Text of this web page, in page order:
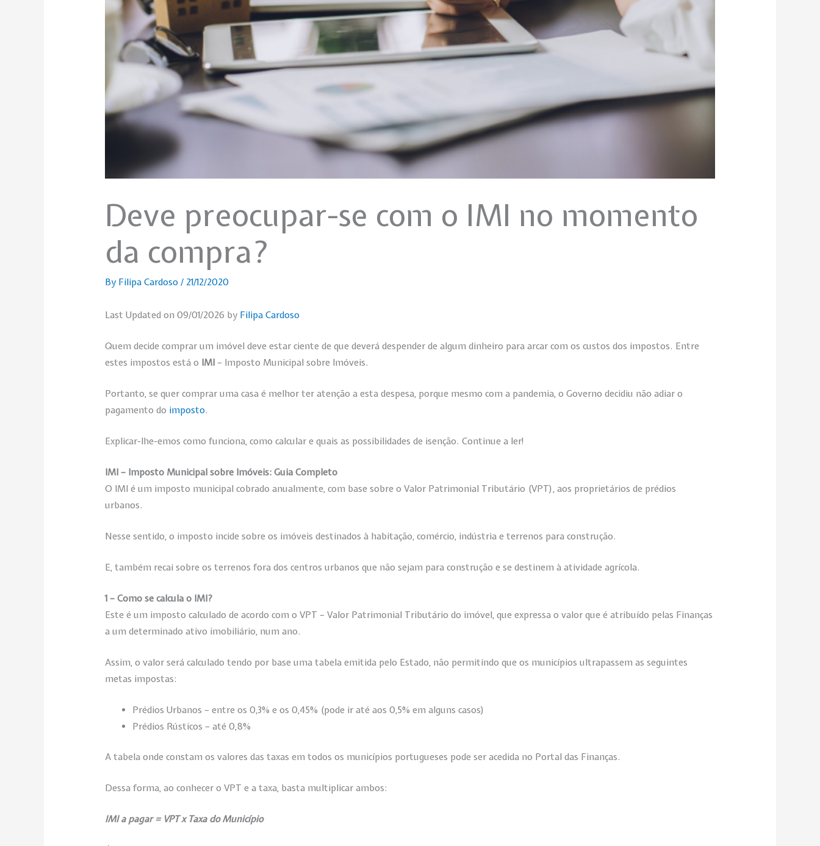
Deve preocupar-se com o IMI no momento
da compra?
By Filipa Cardoso/ 21/12/2020
Last Updated on 09/01/2026 by Filipa Cardoso
Quem decide comprar um imóvel deve estar ciente de que deverá despender de algum dinheiro para arcar com os custos dos impostos. Entre
estes impostos está o IMI– Imposto Municipal sobre Imóveis.
Portanto, se quer comprar uma casa é melhor ter atenção a esta despesa, porque mesmo com a pandemia, o Governo decidiu não adiar o
pagamento do imposto.
Explicar-lhe-emos como funciona, como calcular e quais as possibilidades de isenção. Continue a ler!
IMI – Imposto Municipal sobre Imóveis: Guia Completo
O IMI é um imposto municipal cobrado anualmente, com base sobre o Valor Patrimonial Tributário (VPT), aos proprietários de prédios
urbanos.
Nesse sentido, o imposto incide sobre os imóveis destinados à habitação, comércio, indústria e terrenos para construção.
E, também recai sobre os terrenos fora dos centros urbanos que não sejam para construção e se destinem à atividade agrícola.
1 – Como se calcula o IMI?
Este é um imposto calculado de acordo com o VPT – Valor Patrimonial Tributário do imóvel, que expressa o valor que é atribuído pelas Finanças
a um determinado ativo imobiliário, num ano.
Assim, o valor será calculado tendo por base uma tabela emitida pelo Estado, não permitindo que os municípios ultrapassem as seguintes
metas impostas:
Prédios Urbanos – entre os 0,3% e os 0,45% (pode ir até aos 0,5% em alguns casos)
Prédios Rústicos – até 0,8%
A tabela onde constam os valores das taxas em todos os municípios portugueses pode ser acedida no Portal das Finanças.
Dessa forma, ao conhecer o VPT e a taxa, basta multiplicar ambos:
IMI a pagar = VPT x Taxa do Município